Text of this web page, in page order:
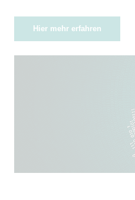
Hier mehr erfahren